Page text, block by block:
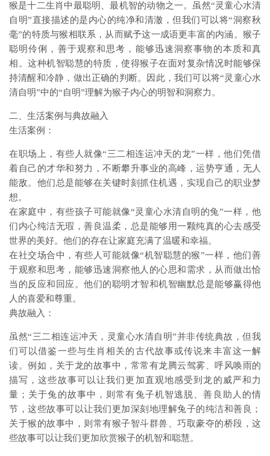
猴是十二生肖中最聪明、最机智的动物之一。虽然“灵童心水清
自明”直接描述的是内心的纯净和清澈，但我们可以将“洞察秋
毫”的特质与猴相联系，从而赋予这一成语更丰富的内涵。猴子
聪明伶俐，善于观察和思考，能够迅速洞察事物的本质和真
相。这种机智聪慧的特质，使得猴子在面对复杂情况时能够保
持清醒和冷静，做出正确的判断。因此，我们可以将“灵童心水
清自明”中的“自明”理解为猴子内心的明智和洞察力。
二、生活案例与典故融入
生活案例：
在职场上，有些人就像“三二相连运冲天的龙”一样，他们凭借
着自己的才华和努力，不断攀升事业的高峰，运势亨通，无人
能敌。他们总是能够在关键时刻抓住机遇，实现自己的职业梦
想。
在家庭中，有些孩子可能就像“灵童心水清自明的兔”一样，他
们内心纯洁无瑕，善良温柔，总是能够用一颗纯真的心去感受
世界的美好。他们的存在让家庭充满了温暖和幸福。
在社交场合中，有些人可能就像“机智聪慧的猴”一样，他们善
于观察和思考，能够迅速洞察他人的心思和需求，从而做出恰
当的反应和回应。他们的聪明才智和机智幽默总是能够赢得他
人的喜爱和尊重。
典故融入：
虽然“三二相连运冲天，灵童心水清自明”并非传统典故，但我
们可以借鉴一些与生肖相关的古代故事或传说来丰富这一解
读。例如，关于龙的故事中，常常有龙腾云驾雾、呼风唤雨的
描写，这些故事可以让我们更加直观地感受到龙的威严和力
量；关于兔的故事中，则常有兔子机智逃脱、善良助人的情
节，这些故事可以让我们更加深刻地理解兔子的纯洁和善良；
关于猴的故事中，则常有猴子智斗群兽、巧取豪夺的桥段，这
些故事可以让我们更加欣赏猴子的机智和聪慧。